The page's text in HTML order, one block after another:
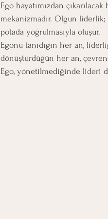
Ego hayatımızdan
mekanizmadır. Olgun liderlik;
potada yoğrulmasıyla oluşur.
Egonu tanıdığın her an,
dönüştürdüğün her an,
Ego, yönetilmediğinde lideri